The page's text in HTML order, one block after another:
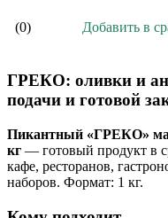
(0) Добавить в
ГРЕКО: оливки и
подачи и готовой
Пикантный «ГРЕКО»
кг — готовый продукт в
кафе, ресторанов,
наборов. Формат: 1 кг.